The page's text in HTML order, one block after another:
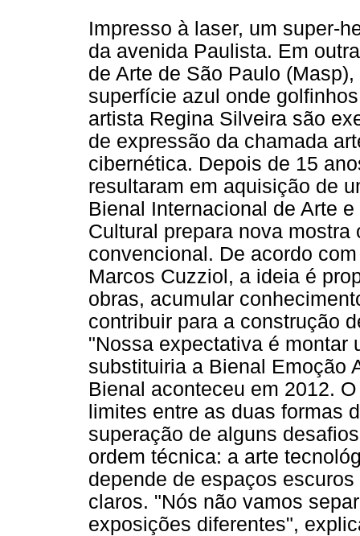
Impresso à laser, um super-
da avenida Paulista. Em
de Arte de São Paulo
superfície azul onde
artista Regina Silveira são
de expressão da chamada
cibernética. Depois de 15
resultaram em aquisição de
Bienal Internacional de Arte
Cultural prepara nova
convencional. De acordo
Marcos Cuzziol, a ideia é
obras, acumular
contribuir para a construção
"Nossa expectativa é montar
substituiria a Bienal Emoção
Bienal aconteceu em 2012.
limites entre as duas formas
superação de alguns
ordem técnica: a arte
depende de espaços
claros. "Nós não vamos
exposições diferentes",